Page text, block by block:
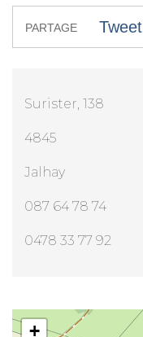
PARTAGE Tweet
Surister, 138
4845
Jalhay
087 64 78 74
0478 33 77 92
Mr Jöel Lechanteur
+